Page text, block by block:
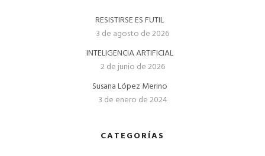
RESISTIRSE ES FUTIL
3 de agosto de 2026
INTELIGENCIA ARTIFICIAL
2 de junio de 2026
Susana López Merino
3 de enero de 2024
CATEGORÍAS